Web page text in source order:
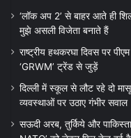
‘लॉक अप 2’ से बाहर आते ही
मुझे असली विजेता बनाते हैं
राष्ट्रीय हथकरघा दिवस पर
‘GRWM’ ट्रेंड से जुड़ें
दिल्ली में स्कूल से लौट रहे दो
व्यवस्थाओं पर उठाए गंभीर सवाल
सऊदी अरब, तुर्किये और